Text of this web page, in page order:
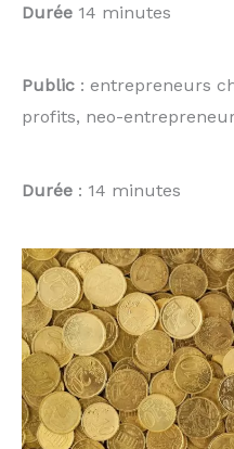
Durée 14 minutes
Public : entrepreneurs
profits, neo-
Durée : 14 minutes